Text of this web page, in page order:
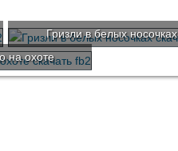
Гризли в белых носочках
на охоте